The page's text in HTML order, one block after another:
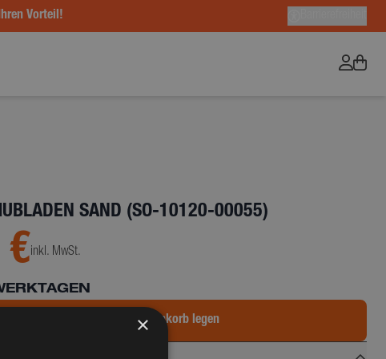
Vorteil!
SAND (SO-10120-00055)
inkl. MwSt.
In den Warenkorb legen
×